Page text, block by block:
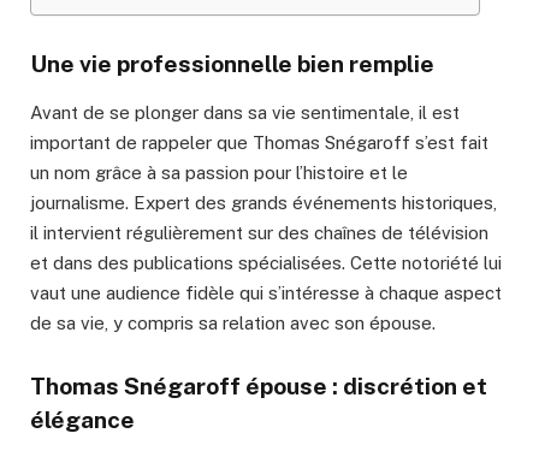
Une vie professionnelle bien remplie
Avant de se plonger dans sa vie sentimentale, il est
important de rappeler que Thomas Snégaroff s’est fait
un nom grâce à sa passion pour l’histoire et le
journalisme. Expert des grands événements historiques,
il intervient régulièrement sur des chaînes de télévision
et dans des publications spécialisées. Cette notoriété lui
vaut une audience fidèle qui s’intéresse à chaque aspect
de sa vie, y compris sa relation avec son épouse.
Thomas Snégaroff épouse : discrétion et
élégance